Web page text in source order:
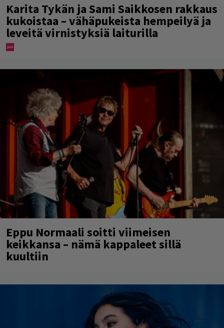
Karita Tykän ja Sami Saikkosen rakkaus
kukoistaa – vähäpukeista hempeilyä ja
leveitä virnistyksiä laiturilla
Eppu Normaali soitti viimeisen
keikkansa – nämä kappaleet sillä
kuultiin